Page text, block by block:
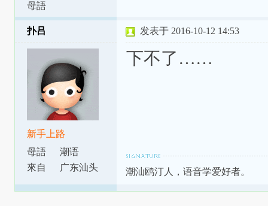
母語
扑吕
新手上路
母語
潮语
來自
广东汕头
发表于 2016-10-12 14:53
下不了……
潮汕鸥汀人，语音学爱好者。